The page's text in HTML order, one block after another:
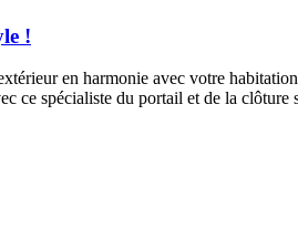
!
en harmonie avec votre
ce spécialiste du portail et de la clôture